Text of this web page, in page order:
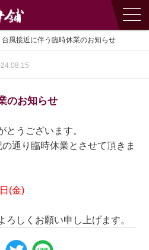
台風接近に伴う臨時休業のお知らせ
のお知らせ
とうございます。
通り臨時休業とさせて頂きま
(金)
ろしくお願い申し上げます。